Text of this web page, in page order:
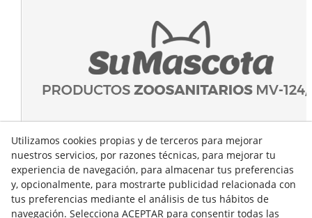
Utilizamos cookies propias y de terceros para mejorar
nuestros servicios, por razones técnicas, para mejorar tu
experiencia de navegación, para almacenar tus preferencias
y, opcionalmente, para mostrarte publicidad relacionada con
tus preferencias mediante el análisis de tus hábitos de
navegación. Selecciona ACEPTAR para consentir todas las